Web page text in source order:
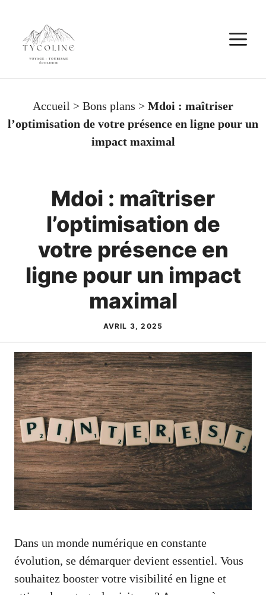
contenu
Accueil > Bons plans > Mdoi : maîtriser
l’optimisation de votre présence en ligne pour un
impact maximal
Mdoi : maîtriser
l’optimisation de
votre présence en
ligne pour un impact
maximal
AVRIL 3, 2025
Dans un monde numérique en constante
évolution, se démarquer devient essentiel. Vous
souhaitez booster votre visibilité en ligne et